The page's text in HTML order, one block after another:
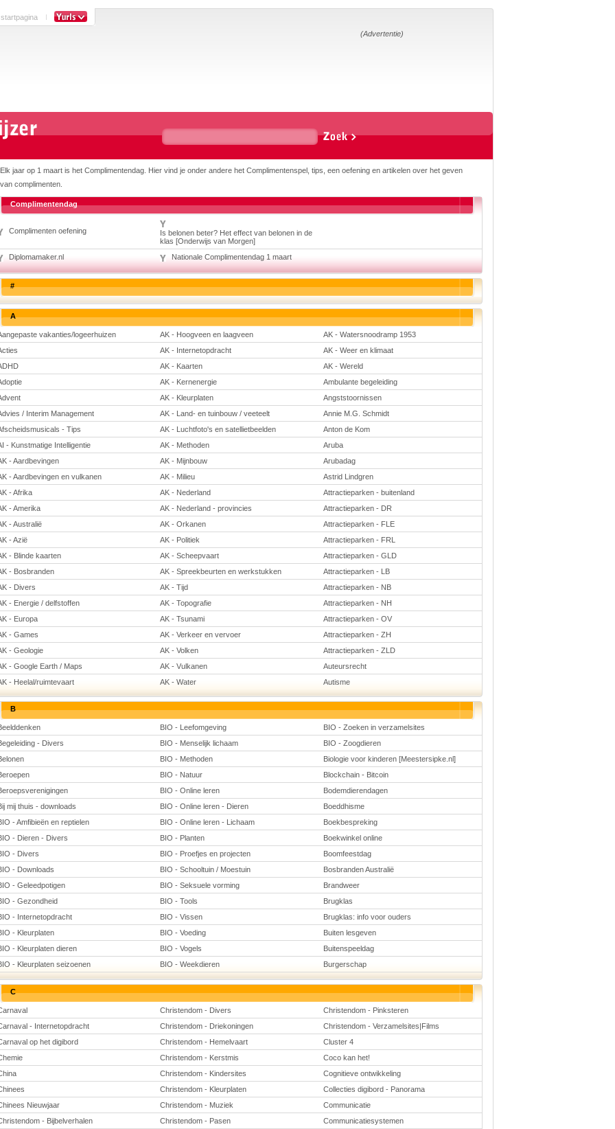
(Advertentie)
Elk jaar op 1 maart is het Complimentendag. Hier vind je onder andere het Complimentenspel, tips, een oefening en artikelen over het geven
van complimenten.
Complimentendag
Complimenten oefening
Is belonen beter? Het effect van belonen in de
klas [Onderwijs van Morgen]
Diplomamaker.nl
Nationale Complimentendag 1 maart
#
A
vakanties/logeerhuizen AK - Hoogveen en laagveen
AK - Watersnoodramp 1953
AK - Internetopdracht
AK - Weer en klimaat
AK - Kaarten
AK - Wereld
AK - Kernenergie
Ambulante begeleiding
AK - Kleurplaten
Angststoornissen
/ Interim Management
AK - Land- en tuinbouw / veeteelt
Annie M.G. Schmidt
- Tips
AK - Luchtfoto's en satellietbeelden
Anton de Kom
- Kunstmatige Intelligentie
AK - Methoden
Aruba
- Aardbevingen
AK - Mijnbouw
Arubadag
- Aardbevingen en vulkanen
AK - Milieu
Astrid Lindgren
- Afrika
AK - Nederland
Attractieparken - buitenland
- Amerika
AK - Nederland - provincies
Attractieparken - DR
- Australië
AK - Orkanen
Attractieparken - FLE
- Azië
AK - Politiek
Attractieparken - FRL
- Blinde kaarten
AK - Scheepvaart
Attractieparken - GLD
- Bosbranden
AK - Spreekbeurten en werkstukken
Attractieparken - LB
- Divers
AK - Tijd
Attractieparken - NB
- Energie / delfstoffen
AK - Topografie
Attractieparken - NH
- Europa
AK - Tsunami
Attractieparken - OV
- Games
AK - Verkeer en vervoer
Attractieparken - ZH
- Geologie
AK - Volken
Attractieparken - ZLD
- Google Earth / Maps
AK - Vulkanen
Auteursrecht
- Heelal/ruimtevaart
AK - Water Autisme
B
BIO - Leefomgeving
BIO - Zoeken in verzamelsites
- Divers
BIO - Menselijk lichaam
BIO - Zoogdieren
BIO - Methoden
Biologie voor kinderen [Meestersipke.nl]
BIO - Natuur
Blockchain - Bitcoin
BIO - Online leren
Bodemdierendagen
mij thuis - downloads
BIO - Online leren - Dieren
Boeddhisme
- Amfibieën en reptielen
BIO - Online leren - Lichaam
Boekbespreking
- Dieren - Divers
BIO - Planten
Boekwinkel online
- Divers
BIO - Proefjes en projecten
Boomfeestdag
- Downloads
BIO - Schooltuin / Moestuin
Bosbranden Australië
- Geleedpotigen
BIO - Seksuele vorming
Brandweer
- Gezondheid
BIO - Tools
Brugklas
- Internetopdracht
BIO - Vissen
Brugklas: info voor ouders
- Kleurplaten
BIO - Voeding
Buiten lesgeven
- Kleurplaten dieren
BIO - Vogels
Buitenspeeldag
- Kleurplaten seizoenen
BIO - Weekdieren Burgerschap
C
Christendom - Divers
Christendom - Pinksteren
- Internetopdracht
Christendom - Driekoningen
Christendom - Verzamelsites|Films
op het digibord
Christendom - Hemelvaart
Cluster 4
Christendom - Kerstmis
Coco kan het!
Christendom - Kindersites
Cognitieve ontwikkeling
Christendom - Kleurplaten
Collecties digibord - Panorama
Nieuwjaar
Christendom - Muziek
Communicatie
- Bijbelverhalen
Christendom - Pasen
Communicatiesystemen